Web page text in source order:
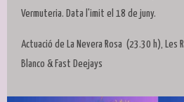
Vermuteria. Data l'imit el 18 de juny.
Actuació de La Nevera Rosa (23.30 h), Les
Blanco & Fast Deejays